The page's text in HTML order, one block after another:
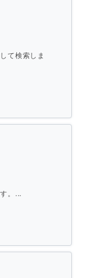
して検索（カー
向けサービス
国の図書館で初
て検索しま
して検索
。...